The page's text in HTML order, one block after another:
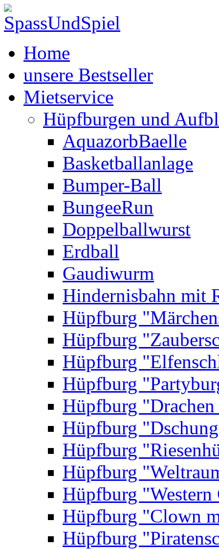
Home
unsere Bestseller
Mietservice
Hüpfburgen und
AquazorbBaelle
Basketballanlage
Bumper-Ball
BungeeRun
Doppelballwurst
Erdball
Gaudiwurm
Hindernisbahn mit
Hüpfburg
Hüpfburg
Hüpfburg
Hüpfburg
Hüpfburg
Hüpfburg
Hüpfburg
Hüpfburg
Hüpfburg
Hüpfburg "Clown
Hüpfburg